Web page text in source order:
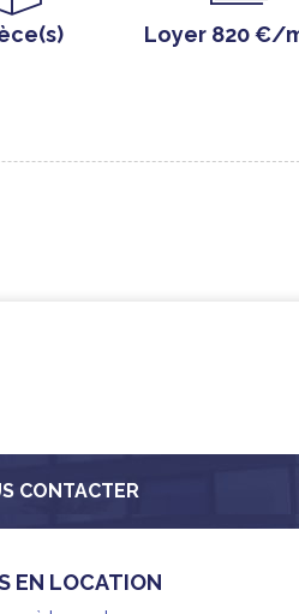
Loyer 820 €/
CONTACTER
EN LOCATION